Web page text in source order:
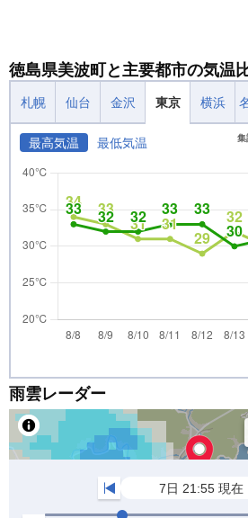
徳島県美波町と主要都市の気温
札幌 仙台 金沢 東京 横浜
最高気温 最低気温 集
雨雲レーダー